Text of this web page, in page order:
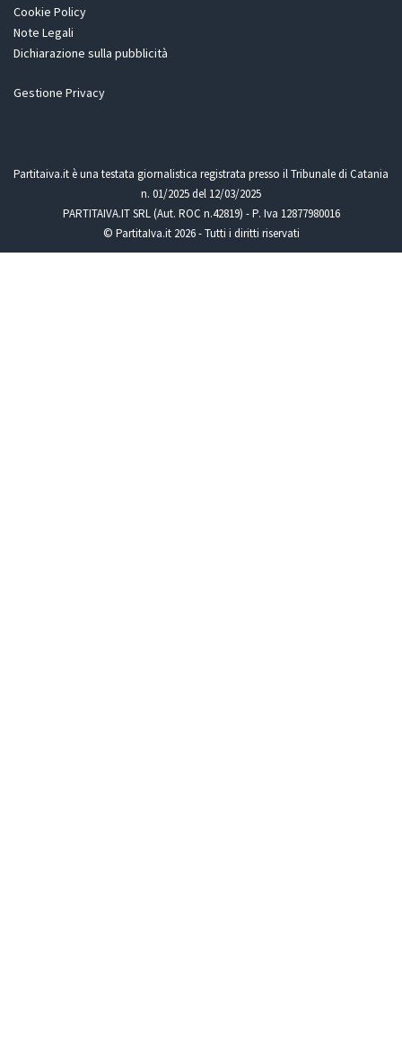
Cookie Policy
Note Legali
Dichiarazione sulla pubblicità
Gestione Privacy
Partitaiva.it è una testata giornalistica registrata presso il Tribunale di Catania
n. 01/2025 del 12/03/2025
PARTITAIVA.IT SRL (Aut. ROC n.42819) - P. Iva 12877980016
© PartitaIva.it 2026 - Tutti i diritti riservati